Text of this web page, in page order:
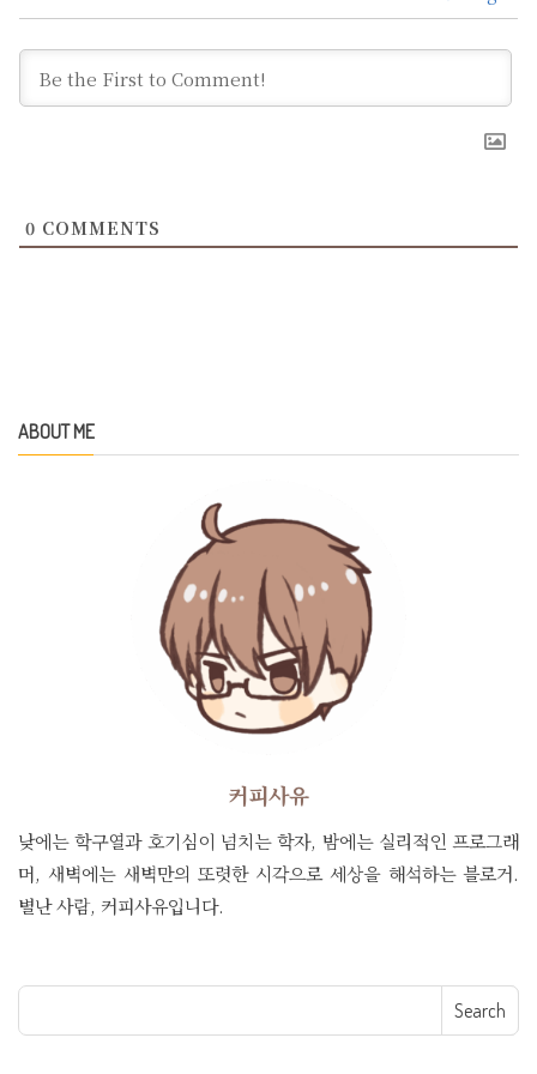
0 COMMENTS
ABOUT ME
커피사유
낮에는 학구열과 호기심이 넘치는 학자, 밤에는 실리적인 프로그래
머, 새벽에는 새벽만의 또렷한 시각으로 세상을 해석하는 블로거.
별난 사람, 커피사유입니다.